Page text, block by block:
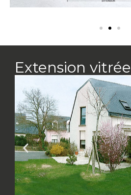
Extension vitrée